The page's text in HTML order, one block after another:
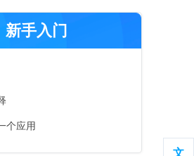
新手入门
个应用
文